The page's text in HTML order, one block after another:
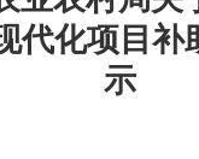
代化项目补
示